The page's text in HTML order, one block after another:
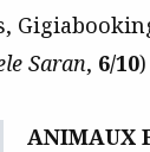
Saran, 6/10)
ANIMAUX